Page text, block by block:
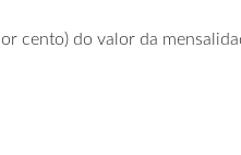
cento) do valor da